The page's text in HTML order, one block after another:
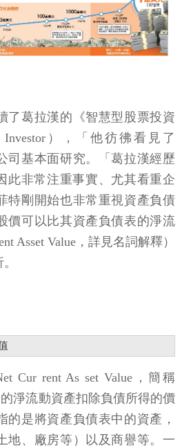
了葛拉漢的《智慧型股票投資
Investor），「他彷彿看見了
司基本面研究。「葛拉漢經歷
此非常注重事實、尤其看重企
特剛開始也非常重視資產負債
價可以比其資產負債表的淨流
Asset Value，詳見名詞解釋）
Cur rent As set Value，簡稱
淨流動資產扣除負債所得的價
的是將資產負債表中的資產，
地、廠房等）以及商譽等。一